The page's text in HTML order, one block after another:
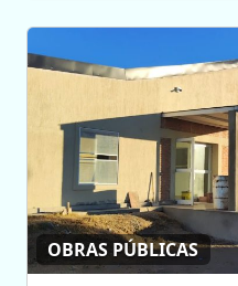
OBRAS PÚBLICAS